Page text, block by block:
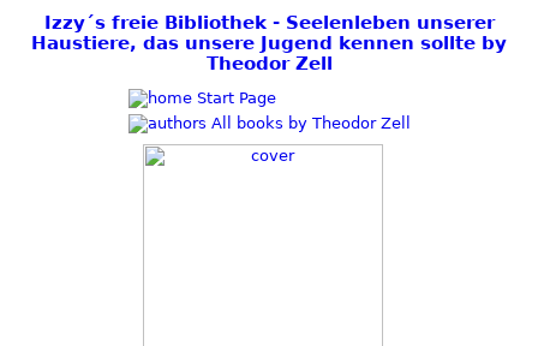
Izzy´s freie Bibliothek - Seelenleben unserer
Haustiere, das unsere Jugend kennen sollte by
Theodor Zell
Start Page
All books by Theodor Zell